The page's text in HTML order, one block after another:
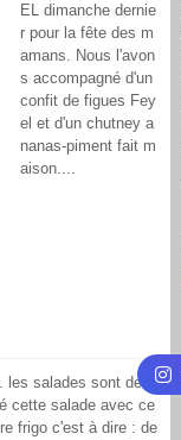
EL dimanche dernie
r pour la fête des m
amans. Nous l'avon
s accompagné d'un
confit de figues Fey
el et d'un chutney a
nanas-piment fait m
aison....
les salades sont de s
cette salade avec ce
frigo c'est à dire : de